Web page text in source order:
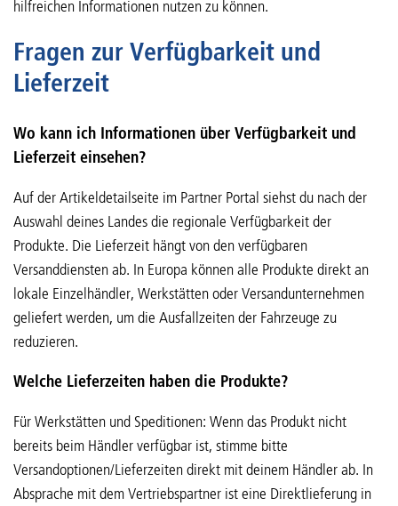
hilfreichen Informationen nutzen zu können.
Fragen zur Verfügbarkeit und
Lieferzeit
Wo kann ich Informationen über Verfügbarkeit und
Lieferzeit einsehen?
Auf der Artikeldetailseite im Partner Portal siehst du nach der
Auswahl deines Landes die regionale Verfügbarkeit der
Produkte. Die Lieferzeit hängt von den verfügbaren
Versanddiensten ab. In Europa können alle Produkte direkt an
lokale Einzelhändler, Werkstätten oder Versandunternehmen
geliefert werden, um die Ausfallzeiten der Fahrzeuge zu
reduzieren.
Welche Lieferzeiten haben die Produkte?
Für Werkstätten und Speditionen: Wenn das Produkt nicht
bereits beim Händler verfügbar ist, stimme bitte
Versandoptionen/Lieferzeiten direkt mit deinem Händler ab. In
Absprache mit dem Vertriebspartner ist eine Direktlieferung in